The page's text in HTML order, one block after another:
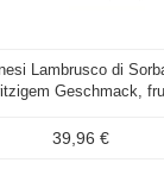
Lambrusco di
Geschmack,
39,96 €